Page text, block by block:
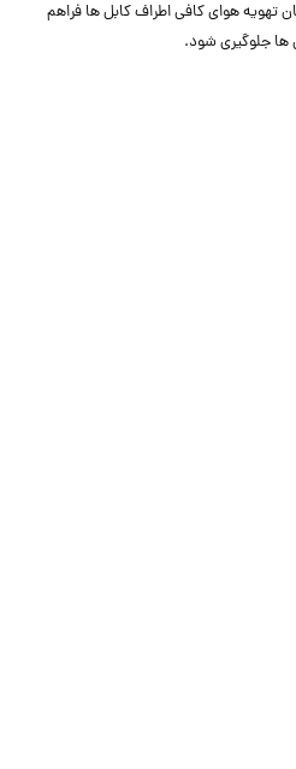
تهویه هوای کافی اطراف کابل‌ ها فراهم
ها جلوگیری شود.